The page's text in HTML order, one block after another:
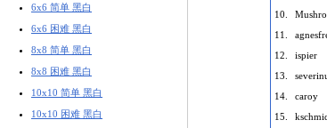
6x6 简单 黑白
6x6 困难 黑白
8x8 简单 黑白
8x8 困难 黑白
10x10 简单 黑白
10x10 困难 黑白
10.
11.
12.
ispier
13.
14.
caroy
15.